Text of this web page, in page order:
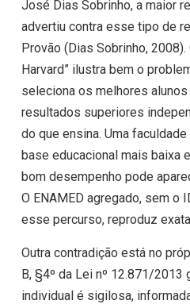
José Dias Sobrinho, a maior
advertiu contra esse tipo de
Provão (Dias Sobrinho, 2008).
Harvard” ilustra bem o
seleciona os melhores
resultados superiores
do que ensina. Uma
base educacional mais baixa
bom desempenho pode
O ENAMED agregado, sem o
esse percurso, reproduz
Outra contradição está no
B, §4º da Lei nº 12.871/2013
individual é sigilosa,